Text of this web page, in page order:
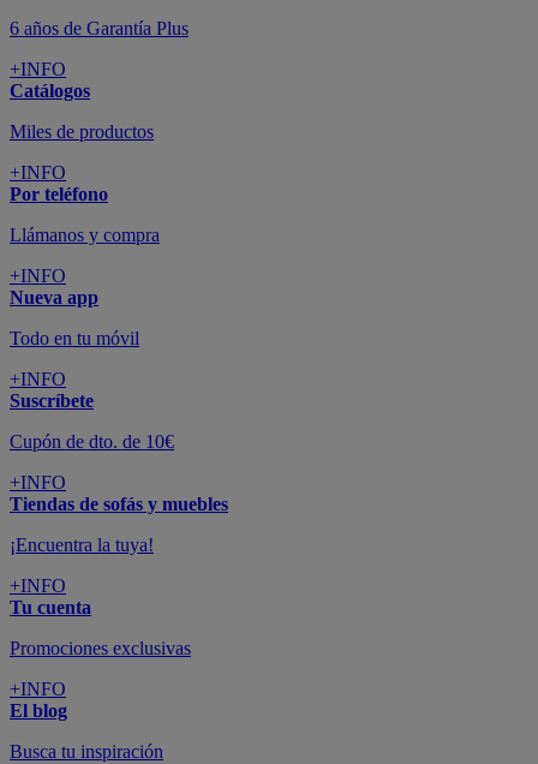
6 años de Garantía Plus
+INFO
Catálogos
Miles de productos
+INFO
Por teléfono
Llámanos y compra
+INFO
Nueva app
Todo en tu móvil
+INFO
Suscríbete
Cupón de dto. de 10€
+INFO
Tiendas de sofás y muebles
¡Encuentra la tuya!
+INFO
Tu cuenta
Promociones exclusivas
+INFO
El blog
Busca tu inspiración